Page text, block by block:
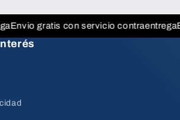
gratis con servicio contraentregaEnvio